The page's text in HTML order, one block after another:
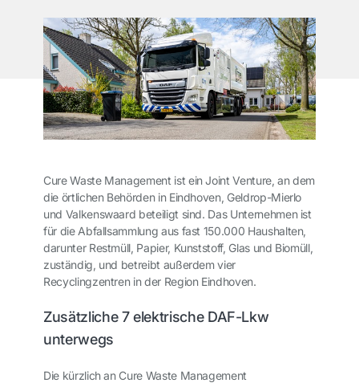
Cure Waste Management ist ein Joint Venture, an dem
die örtlichen Behörden in Eindhoven, Geldrop-Mierlo
und Valkenswaard beteiligt sind. Das Unternehmen ist
für die Abfallsammlung aus fast 150.000 Haushalten,
darunter Restmüll, Papier, Kunststoff, Glas und Biomüll,
zuständig, und betreibt außerdem vier
Recyclingzentren in der Region Eindhoven.
Zusätzliche 7 elektrische DAF-Lkw
unterwegs
Die kürzlich an Cure Waste Management